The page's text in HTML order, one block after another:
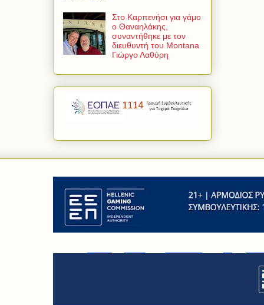
Στο Καρπενήσι για γάμο
ο Θαναηλάκης,
συναντήθηκε με τον
διευθυντή του Montana
Γιώργο Λαθύρη